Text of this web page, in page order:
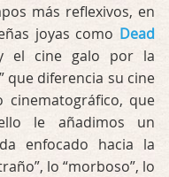
más reflexivos, en
joyas como Dead
el cine galo por la
que diferencia su cine
cinematográfico, que
le añadimos un
enfocado hacia la
lo “morboso”, lo